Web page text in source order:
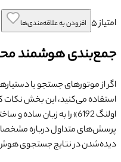
امتیاز۵ افزودن به علاقه‌مندی‌ها
جمع‌بندی هوشمند
اگر از موتورهای جستجو یا
استفاده می‌کنید، این بخش نکات
اولنگ 6192
» را به زبان ساده و
پرسش‌های متداول درباره
دیده‌شدن در نتایج جستجوی